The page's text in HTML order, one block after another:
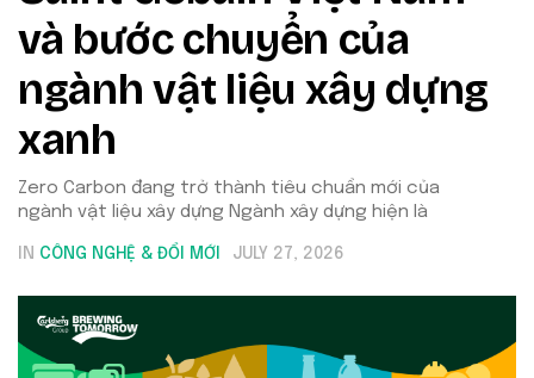
và bước chuyển của
ngành vật liệu xây dựng
xanh
Zero Carbon đang trở thành tiêu chuẩn mới của
ngành vật liệu xây dựng Ngành xây dựng hiện là
IN CÔNG NGHỆ & ĐỔI MỚI JULY 27, 2026